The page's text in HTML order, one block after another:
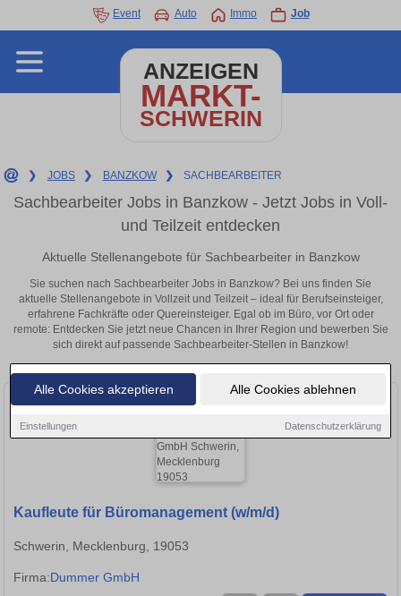
Alle Cookies akzeptieren Alle Cookies ablehnen
Einstellungen Datenschutzerklärung
Event Auto Immo Job
ANZEIGEN
MARKT-
SCHWERIN
❯ JOBS ❯ BANZKOW ❯ SACHBEARBEITER
Sachbearbeiter Jobs in Banzkow - Jetzt Jobs in Voll-
und Teilzeit entdecken
Aktuelle Stellenangebote für Sachbearbeiter in Banzkow
Sie suchen nach Sachbearbeiter Jobs in Banzkow? Bei uns finden Sie
aktuelle Stellenangebote in Vollzeit und Teilzeit – ideal für Berufseinsteiger,
erfahrene Fachkräfte oder Quereinsteiger. Egal ob im Büro, vor Ort oder
remote: Entdecken Sie jetzt neue Chancen in Ihrer Region und bewerben Sie
sich direkt auf passende Sachbearbeiter-Stellen in Banzkow!
Kaufleute für Büromanagement (w/m/d)
Schwerin, Mecklenburg, 19053
Firma:Dummer GmbH